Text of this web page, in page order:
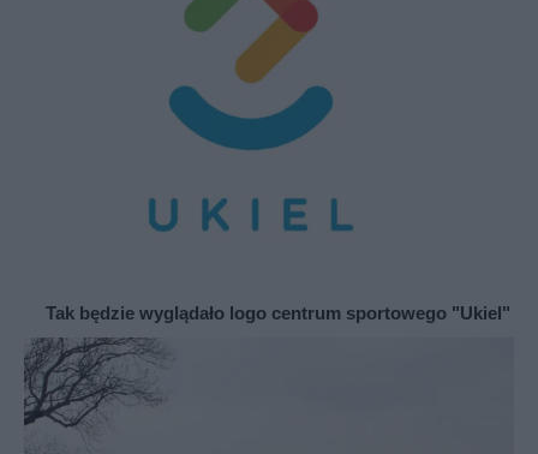
Tak będzie wyglądało logo centrum sportowego "Ukiel"